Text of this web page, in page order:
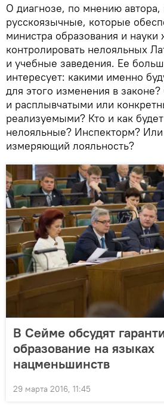
О диагнозе, по мнению автора,
русскоязычные, которые
министра образования и науки
контролировать нелояльных
и учебные заведения. Ее
интересует: какими именно
для этого изменения в
и расплывчатыми или
реализуемыми? Кто и как
нелояльные? Инспекторм?
измеряющий лояльность?
В Сейме обсудят
образование на языках
нацменьшинств
29 марта 2016, 11:45